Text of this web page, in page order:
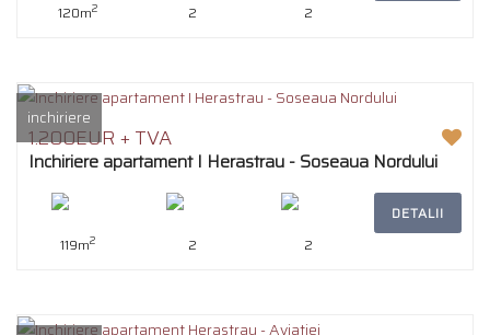
120m2 2 2
inchiriere
1.200EUR + TVA
Inchiriere apartament I Herastrau - Soseaua Nordului
119m2 2 2
DETALII